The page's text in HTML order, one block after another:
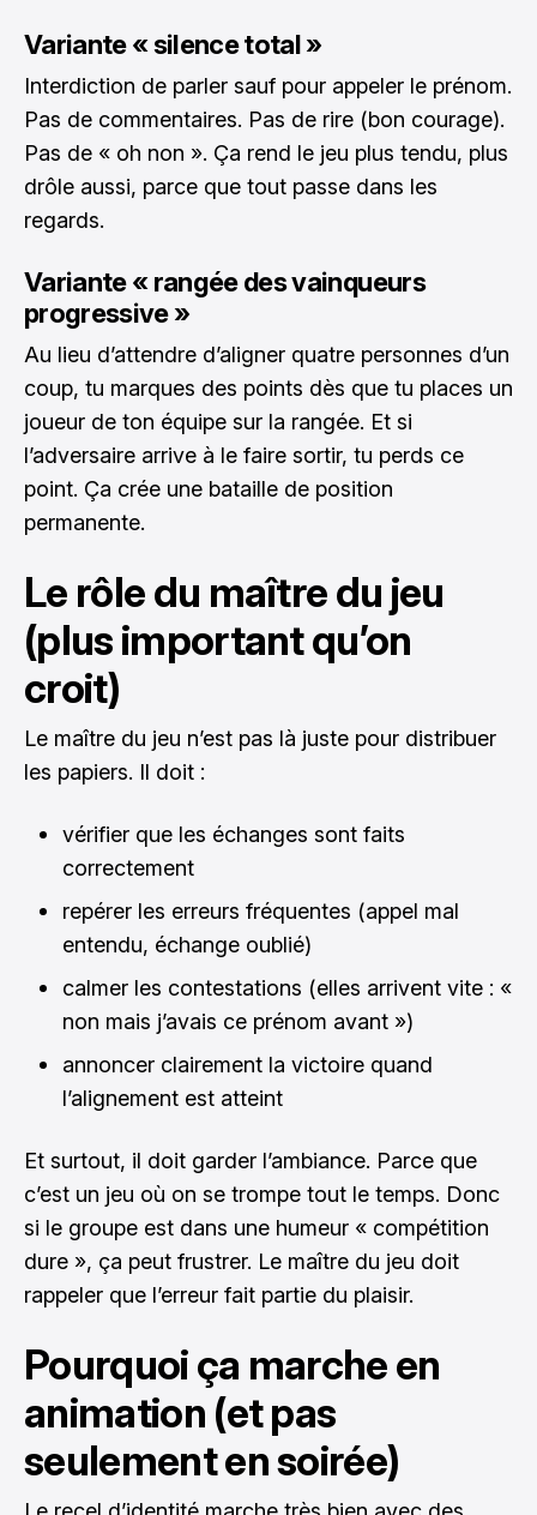
Variante « silence total »
Interdiction de parler sauf pour appeler le prénom.
Pas de commentaires. Pas de rire (bon courage).
Pas de « oh non ». Ça rend le jeu plus tendu, plus
drôle aussi, parce que tout passe dans les
regards.
Variante « rangée des vainqueurs
progressive »
Au lieu d’attendre d’aligner quatre personnes d’un
coup, tu marques des points dès que tu places un
joueur de ton équipe sur la rangée. Et si
l’adversaire arrive à le faire sortir, tu perds ce
point. Ça crée une bataille de position
permanente.
Le rôle du maître du jeu
(plus important qu’on
croit)
Le maître du jeu n’est pas là juste pour distribuer
les papiers. Il doit :
vérifier que les échanges sont faits
correctement
repérer les erreurs fréquentes (appel mal
entendu, échange oublié)
calmer les contestations (elles arrivent vite : «
non mais j’avais ce prénom avant »)
annoncer clairement la victoire quand
l’alignement est atteint
Et surtout, il doit garder l’ambiance. Parce que
c’est un jeu où on se trompe tout le temps. Donc
si le groupe est dans une humeur « compétition
dure », ça peut frustrer. Le maître du jeu doit
rappeler que l’erreur fait partie du plaisir.
Pourquoi ça marche en
animation (et pas
seulement en soirée)